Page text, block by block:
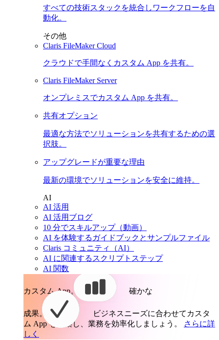
すべての技術スタックを統合しワークフローを自
動化。
その他
Claris FileMaker Cloud
クラウドで手間なくカスタム App を共有。
Claris FileMaker Server
オンプレミスでカスタム App を共有。
共有オプション
最適な方法でソリューションを共有するための選
択肢。
アップグレードが重要な理由
最新の環境でソリューションを安全に維持。
AI
AI 活用
AI 活用ブログ
10 分でスキルアップ（動画）
AI を体験するガイドブックとサンプルファイル
Claris コミュニティ（AI）
AI に関連するスクリプトステップ
AI 関数
カスタム App。 確かな
成果。
ビジネスニーズに合わせてカスタ
ム App を構築し、業務を効率化しましょう。
さらに詳
しく